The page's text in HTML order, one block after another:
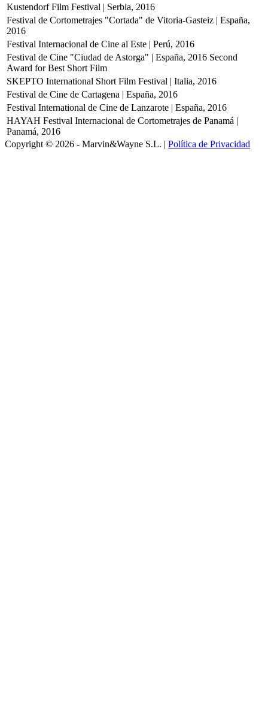
Kustendorf Film Festival | Serbia, 2016
Festival de Cortometrajes "Cortada" de Vitoria-Gasteiz | España,
2016
Festival Internacional de Cine al Este | Perú, 2016
Festival de Cine "Ciudad de Astorga" | España, 2016 Second
Award for Best Short Film
SKEPTO International Short Film Festival | Italia, 2016
Festival de Cine de Cartagena | España, 2016
Festival International de Cine de Lanzarote | España, 2016
HAYAH Festival Internacional de Cortometrajes de Panamá |
Panamá, 2016
Copyright © 2026 - Marvin&Wayne S.L. | Política de Privacidad